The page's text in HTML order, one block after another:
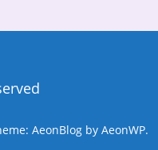
AeonBlog by AeonWP.